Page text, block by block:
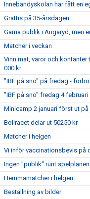
Innebandyskolan har fått en
Grattis på 35-årsdagen
Gärna publik i Ängaryd, men
Matcher i veckan
Vinn mat, varor och
000 kr
"IBF på snö" på fredag -
"IBF på snö" fredag 4 februari
Minicamp 2 januari först ut
Bollracet delar ut 50250 kr
Matcher i helgen
Vi inför vaccinationsbevis på
Ingen "publik" runt
Hemmamatcher i helgen
Beställning av bilder